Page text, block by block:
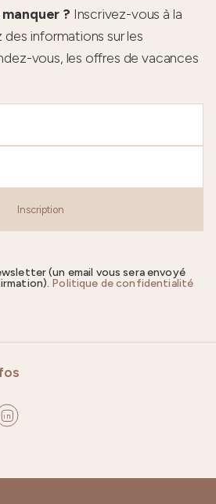
? Inscrivez-vous à la
informations sur les
vous, les offres de vacances
Inscription
(un email vous sera envoyé
Politique de confidentialité